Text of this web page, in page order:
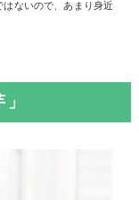
ないので、あまり身近